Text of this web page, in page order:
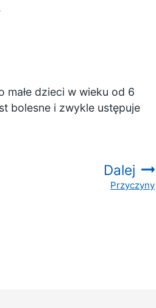
małe dzieci w wieku od 6
bolesne i zwykle ustępuje
Dalej
:
Przyczyny